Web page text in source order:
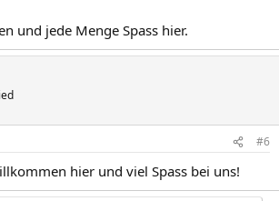
und jede Menge Spass hier.
#6
hier und viel Spass bei uns!